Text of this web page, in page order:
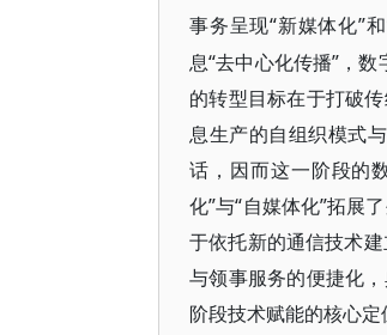
事务呈现“新媒体化”
息“去中心化传播”，
的转型目标在于打破
息生产的自组织模式
话，因而这一阶段的
化”与“自媒体化”拓展
于依托新的通信技术
与领事服务的便捷化
阶段技术赋能的核心